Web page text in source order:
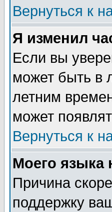
Вернуться к
Я изменил
Если вы
может быть в
летним
может
Вернуться к
Моего языка
Причина
поддержку